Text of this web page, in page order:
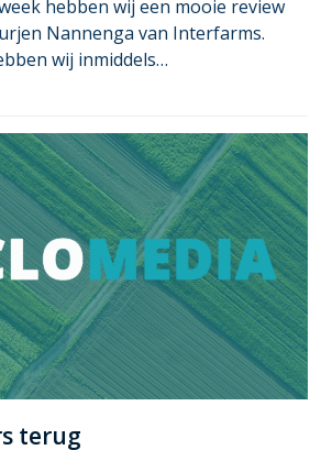
hebben wij een mooie review
Nannenga van Interfarms.
wij inmiddels…
terug